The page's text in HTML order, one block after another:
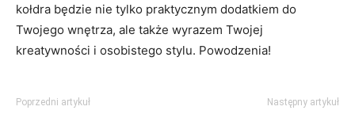
kołdra będzie nie tylko praktycznym dodatkiem do
Twojego wnętrza, ale także​ wyrazem Twojej
kreatywności i osobistego stylu. Powodzenia!
Poprzedni artykuł Następny artykuł